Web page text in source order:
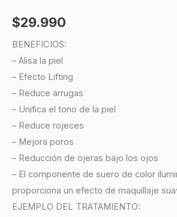
$29.990
BENEFICIOS:
– Alisa la piel
– Efecto Lifting
– Reduce arrugas
– Unifica el tono de la piel
– Reduce rojeces
– Mejora poros
– Reducción de ojeras bajo los ojos
– El componente de suero de color
proporciona un efecto de maquillaje
EJEMPLO DEL TRATAMIENTO: